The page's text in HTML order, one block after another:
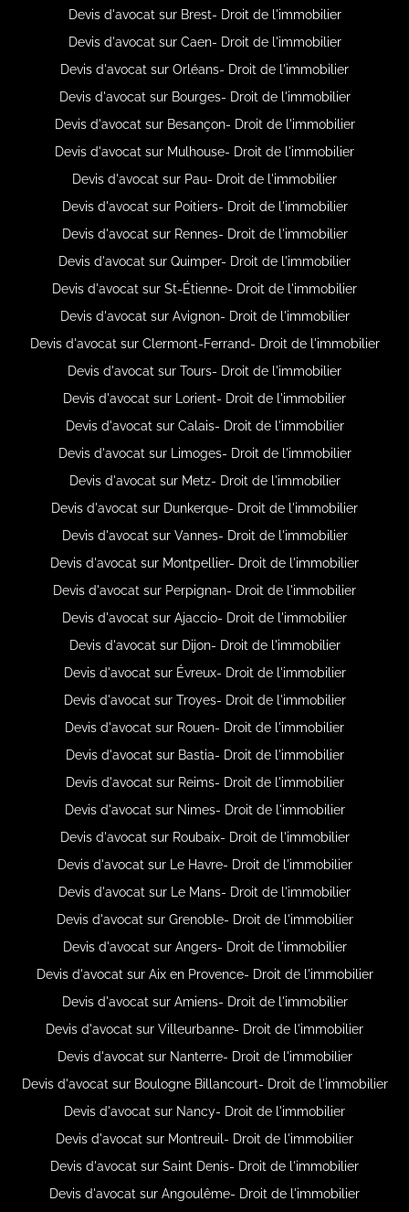
Devis d'avocat sur Brest- Droit de l'immobilier
Devis d'avocat sur Caen- Droit de l'immobilier
Devis d'avocat sur Orléans- Droit de l'immobilier
Devis d'avocat sur Bourges- Droit de l'immobilier
Devis d'avocat sur Besançon- Droit de l'immobilier
Devis d'avocat sur Mulhouse- Droit de l'immobilier
Devis d'avocat sur Pau- Droit de l'immobilier
Devis d'avocat sur Poitiers- Droit de l'immobilier
Devis d'avocat sur Rennes- Droit de l'immobilier
Devis d'avocat sur Quimper- Droit de l'immobilier
Devis d'avocat sur St-Étienne- Droit de l'immobilier
Devis d'avocat sur Avignon- Droit de l'immobilier
Devis d'avocat sur Clermont-Ferrand- Droit de l'immobilier
Devis d'avocat sur Tours- Droit de l'immobilier
Devis d'avocat sur Lorient- Droit de l'immobilier
Devis d'avocat sur Calais- Droit de l'immobilier
Devis d'avocat sur Limoges- Droit de l'immobilier
Devis d'avocat sur Metz- Droit de l'immobilier
Devis d'avocat sur Dunkerque- Droit de l'immobilier
Devis d'avocat sur Vannes- Droit de l'immobilier
Devis d'avocat sur Montpellier- Droit de l'immobilier
Devis d'avocat sur Perpignan- Droit de l'immobilier
Devis d'avocat sur Ajaccio- Droit de l'immobilier
Devis d'avocat sur Dijon- Droit de l'immobilier
Devis d'avocat sur Évreux- Droit de l'immobilier
Devis d'avocat sur Troyes- Droit de l'immobilier
Devis d'avocat sur Rouen- Droit de l'immobilier
Devis d'avocat sur Bastia- Droit de l'immobilier
Devis d'avocat sur Reims- Droit de l'immobilier
Devis d'avocat sur Nimes- Droit de l'immobilier
Devis d'avocat sur Roubaix- Droit de l'immobilier
Devis d'avocat sur Le Havre- Droit de l'immobilier
Devis d'avocat sur Le Mans- Droit de l'immobilier
Devis d'avocat sur Grenoble- Droit de l'immobilier
Devis d'avocat sur Angers- Droit de l'immobilier
Devis d'avocat sur Aix en Provence- Droit de l'immobilier
Devis d'avocat sur Amiens- Droit de l'immobilier
Devis d'avocat sur Villeurbanne- Droit de l'immobilier
Devis d'avocat sur Nanterre- Droit de l'immobilier
Devis d'avocat sur Boulogne Billancourt- Droit de l'immobilier
Devis d'avocat sur Nancy- Droit de l'immobilier
Devis d'avocat sur Montreuil- Droit de l'immobilier
Devis d'avocat sur Saint Denis- Droit de l'immobilier
Devis d'avocat sur Angoulême- Droit de l'immobilier